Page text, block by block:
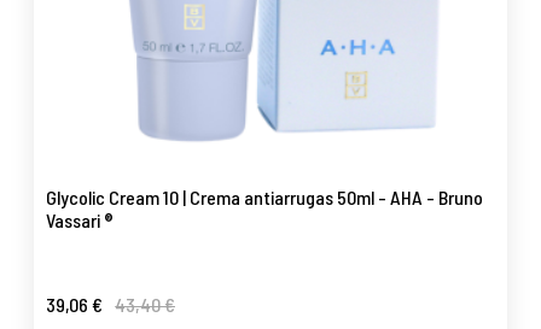
Glycolic Cream 10 | Crema antiarrugas 50ml - AHA - Bruno
Vassari ®
39,06 € 43,40 €